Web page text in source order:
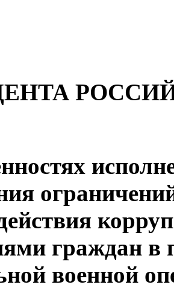
граждан в
военной